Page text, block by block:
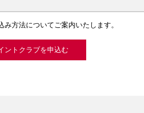
方法についてご案内いたします。
ントクラブを申込む